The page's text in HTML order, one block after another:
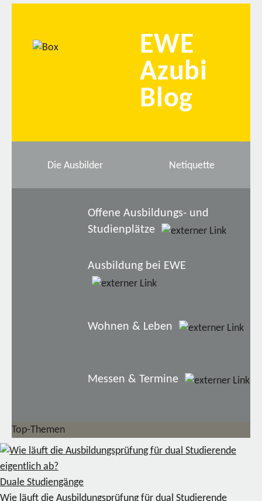
EWE
Azubi
Blog
Die Ausbilder Netiquette
Offene Ausbildungs- und
Studienplätze
Ausbildung bei EWE
Wohnen & Leben
Messen & Termine
Top-Themen
Duale Studiengänge
Wie läuft die Ausbildungsprüfung für dual Studierende